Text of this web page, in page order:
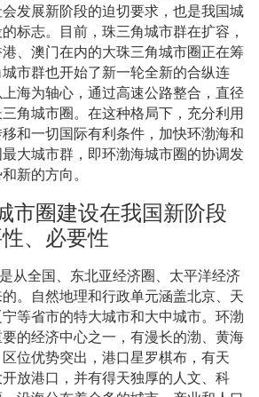
发展新阶段的迫切要求，也是我国城
标志。目前，珠三角城市群在扩容，
、澳门在内的大珠三角城市圈正在筹
市群也开始了新一轮全新的合纵连
海为轴心，通过高速公路整合，直径
角城市圈。在这种格局下，充分利用
和一切国际有利条件，加快环渤海和
大城市群，即环渤海城市圈的协调发
新的方向。
市圈建设在我国新阶段
、必要性
从全国、东北亚经济圈、太平洋经济
。自然地理和行政单元涵盖北京、天
等省市的特大城市和大中城市。环渤
的经济中心之一，有漫长的渤、黄海
位优势突出，港口星罗棋布，有天
放港口，并有得天独厚的人文、科